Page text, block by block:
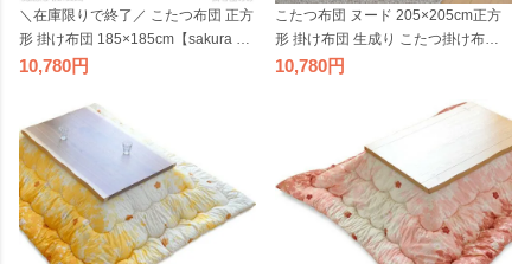
＼在庫限りで終了／ こたつ布団 正方
形 掛け布団 185×185cm【sakura や
まぶき】桜 こたつ掛けふとん コタツ
本製 ビッグモリーズ
10,780
こたつ布団 ヌード 205×205cm正方
形 掛け布団 生成り こたつ掛け布団
厚掛布団 国産 日本製
10,780